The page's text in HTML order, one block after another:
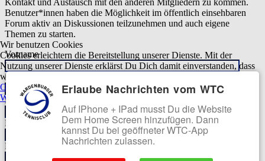
Kontakt und Austausch mit den anderen Mitgliedern zu kommen.
Benutzer*innen haben die Möglichkeit im öffentlich einsehbaren
Forum aktiv an Diskussionen teilzunehmen und auch eigene
Themen zu starten.
Vorname
Nachname
Benutzername
E-Mail
Passwort
Wir benutzen Cookies
Cookies erleichtern die Bereitstellung unserer Dienste. Mit der
Nutzung unserer Dienste erklärst Du Dich damit einverstanden, dass
wir Cookies verwenden.
OK
Ablehnen
Weitere Informationen
Erlaube Nachrichten vom WTC
Auf IPhone + IPad musst Du die Website
Dem Home Screen hinzufügen. Dann
kannst Du bei geöffneter WTC-App
Nachrichten zulassen.